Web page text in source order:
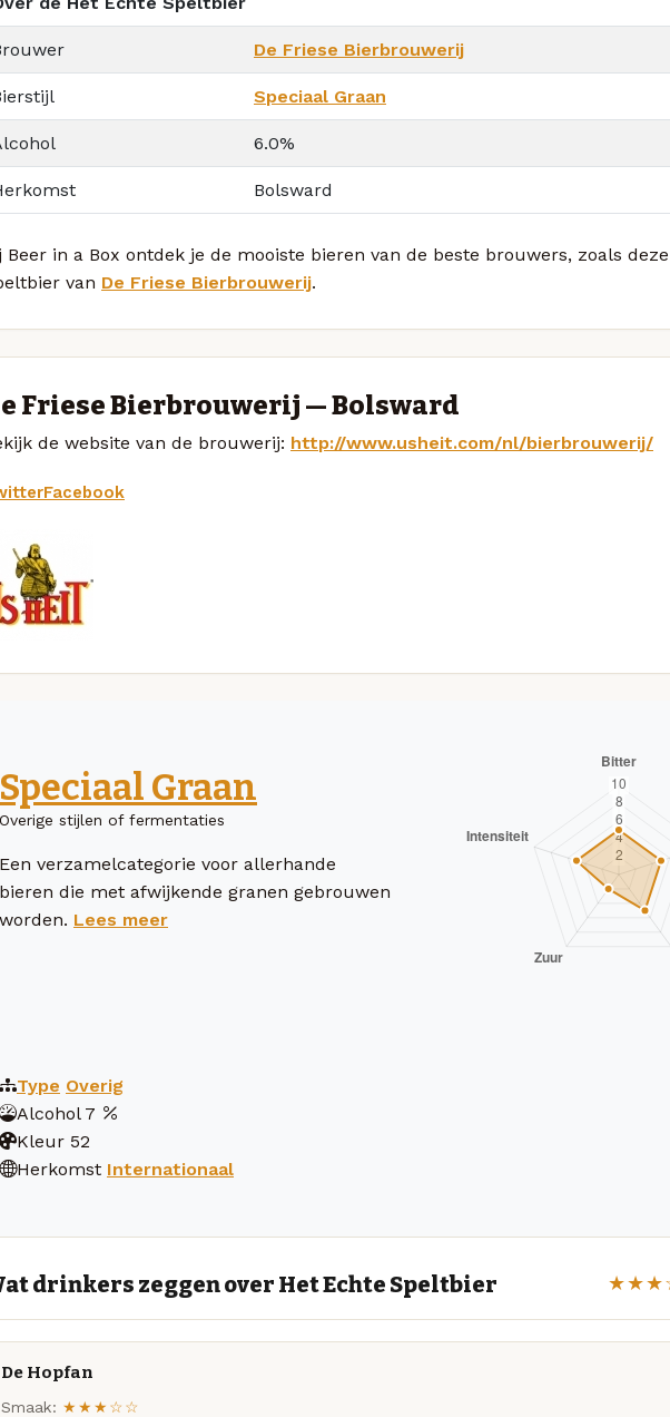
De Friese Bierbrouwerij
Speciaal Graan
6.0%
Bolsward
Beer in a Box ontdek je de mooiste bieren van de beste brouwers, zoals
van De Friese Bierbrouwerij.
Friese Bierbrouwerij — Bolsward
de website van de brouwerij: http://www.usheit.com/nl/bierbrouwerij/
Facebook
Speciaal Graan
Overige stijlen of fermentaties
Een verzamelcategorie voor allerhande
bieren die met afwijkende granen gebrouwen
worden. Lees meer
Type Overig
Alcohol 7
Kleur 52
Herkomst Internationaal
drinkers zeggen over Het Echte Speltbier
De Hopfan
Smaak: ★★★☆☆